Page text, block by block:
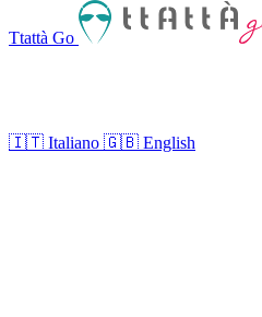
Ttattà Go
🇮🇹 Italiano 🇬🇧 English